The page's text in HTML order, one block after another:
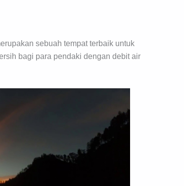
sebuah tempat terbaik untuk
bagi para pendaki dengan debit air